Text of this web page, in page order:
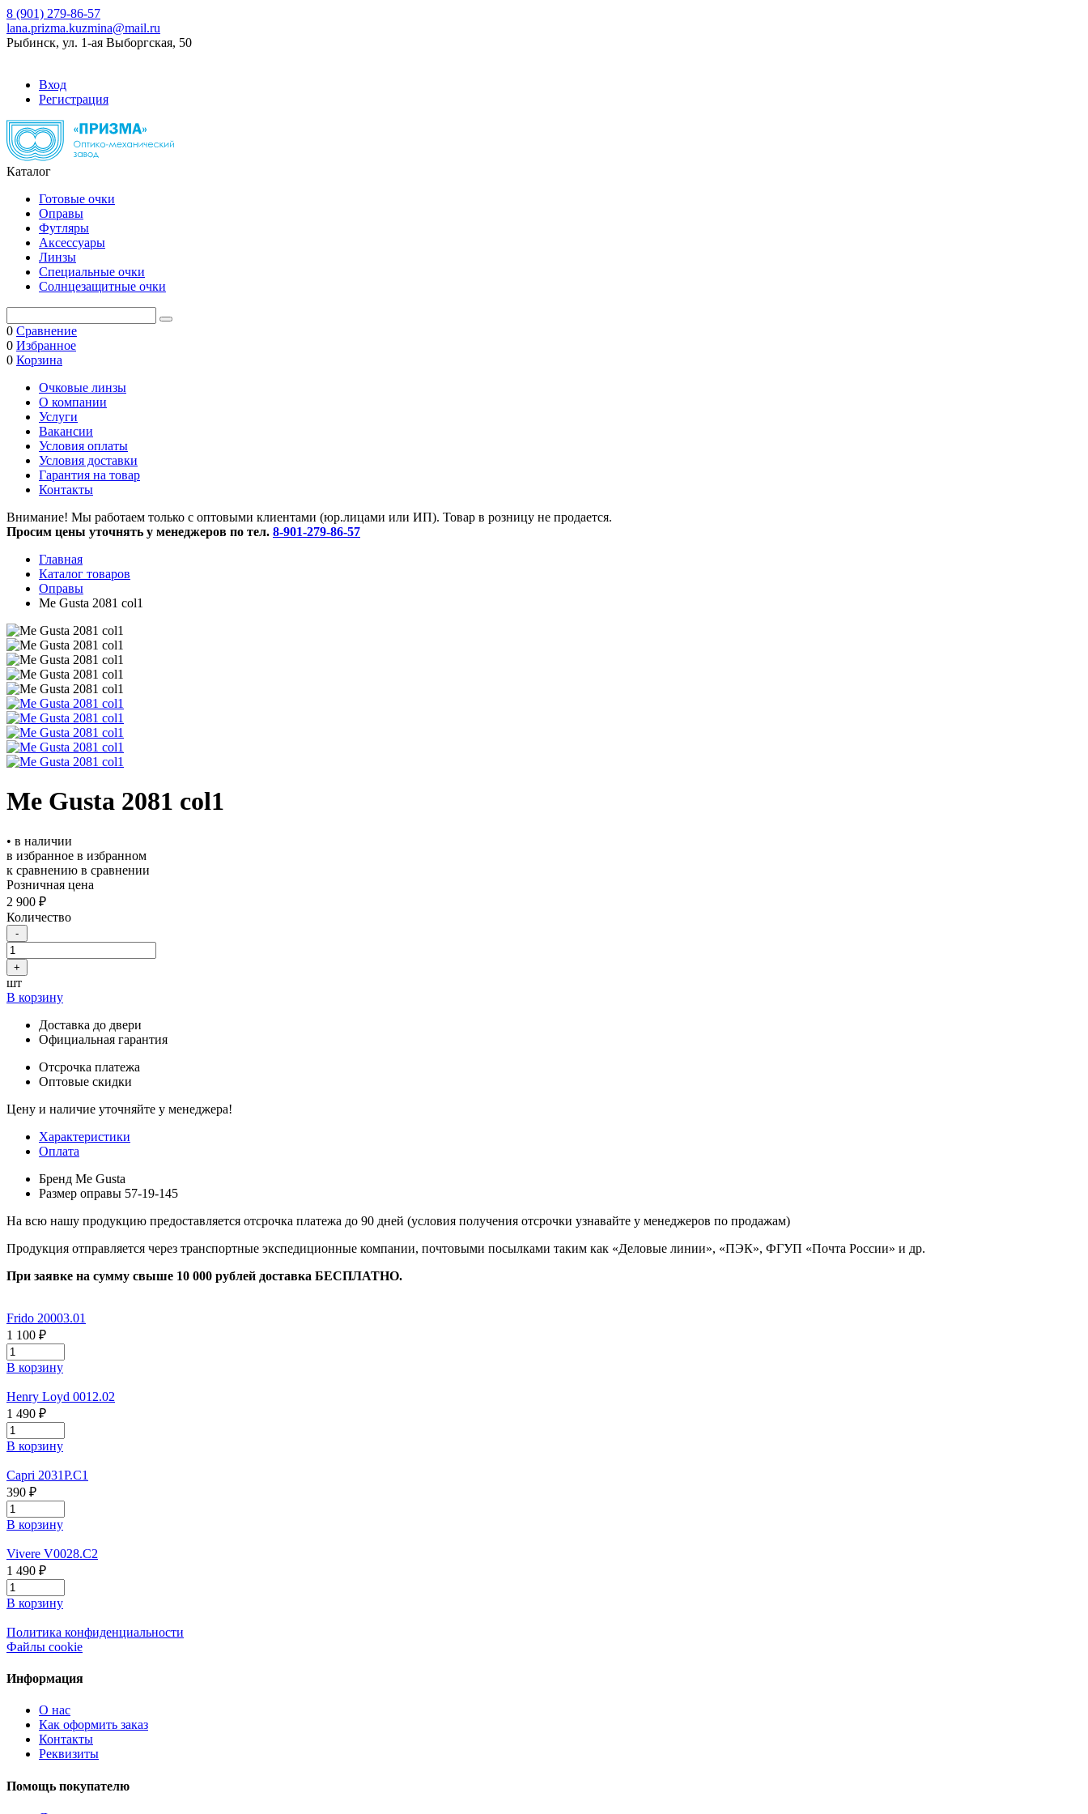
8 (901) 279-86-57
lana.prizma.kuzmina@mail.ru
Рыбинск, ул. 1-ая Выборгская, 50
Вход
Регистрация
Каталог
Готовые очки
Оправы
Футляры
Аксессуары
Линзы
Специальные очки
Солнцезащитные очки
0 Сравнение
0 Избранное
0 Корзина
Очковые линзы
O компании
Услуги
Вакансии
Условия оплаты
Условия доставки
Гарантия на товар
Контакты
Внимание! Мы работаем только с оптовыми клиентами (юр.лицами или ИП). Товар в розницу не продается.
Просим цены уточнять у менеджеров по тел. 8-901-279-86-57
Главная
Каталог товаров
Оправы
Me Gusta 2081 col1
Me Gusta 2081 col1
• в наличии
в избранное в избранном
к сравнению в сравнении
Розничная цена
2 900 ₽
Количество
-
+
шт
В корзину
Доставка до двери
Официальная гарантия
Отсрочка платежа
Оптовые скидки
Цену и наличие уточняйте у менеджера!
Характеристики
Оплата
Бренд Me Gusta
Размер оправы 57-19-145
На всю нашу продукцию предоставляется отсрочка платежа до 90 дней (условия получения отсрочки узнавайте у менеджеров по продажам)
Продукция отправляется через транспортные экспедиционные компании, почтовыми посылками таким как «Деловые линии», «ПЭК», ФГУП «Почта России» и др.
При заявке на сумму свыше 10 000 рублей доставка БЕСПЛАТНО.
Frido 20003.01
1 100 ₽
В корзину
Henry Loyd 0012.02
1 490 ₽
В корзину
Capri 2031P.C1
390 ₽
В корзину
Vivere V0028.C2
1 490 ₽
В корзину
Политика конфиденциальности
Файлы cookie
Информация
О нас
Как оформить заказ
Контакты
Реквизиты
Помощь покупателю